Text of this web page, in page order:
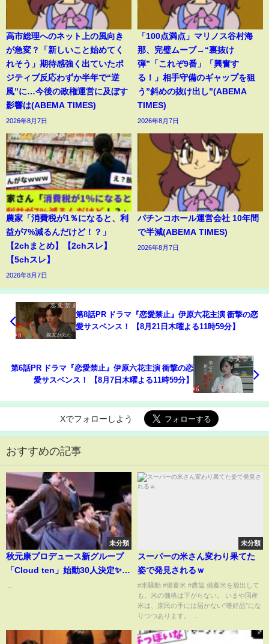
高市総理へのネット上の風向き
が急変？「新しいこと始めてく
れそう」期待感強く出ていたポ
ジティブ反応わずか半年で“逆
風”に…今後の政権運営に及ぼす
影響は(ABEMA TIMES)
2026年8月7日
「100点満点」マリノス谷村海
那、完璧ムーブ→“裏抜け
弾”「これぞ9番」「興奮す
る！」相手守備のギャップを狙
う”斜めの抜け出し”(ABEMA
TIMES)
2026年8月7日
農家「消費税が1％になると、利
益が7%減るんだけど！？」
【2chまとめ】【2chスレ】
【5chスレ】
2026年8月7日
パチンコホール運営会社 10年間
で半減(ABEMA TIMES)
2026年8月7日
第8話PR ドラマ『恋愛禁止』伊原六花主演 衝撃の恋
愛サスペンス！ 【8月21日木曜よる11時59分】
第6話PR ドラマ『恋愛禁止』伊原六花主演 衝撃の恋
愛サスペンス！ 【8月7日木曜よる11時59分】
Xでフォローしよう
おすすめの記事
未分類
秋元康プロデュース新グループ
「Cloud ten」始動30人決定✨世
未分類
スーパーの米さん変わり果てた
姿で発見されるｗ
#米騒動 #備蓄米 #農協 備蓄米を放出して
も、米の価格は下がらない。 いまや国産
米は、庶民の手には届かない“嗜好品”にな
りつつあります。 ...